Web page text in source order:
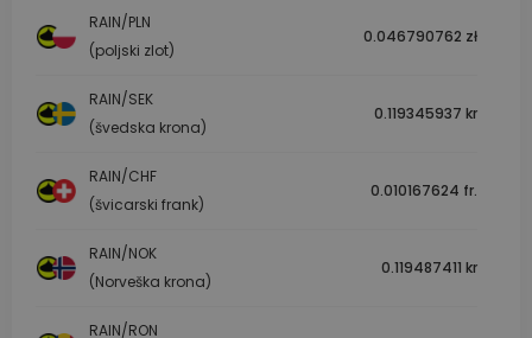
RAIN/PLN
(poljski zlot)
0.046790762 zł
RAIN/SEK
(švedska krona)
0.119345937 kr
RAIN/CHF
(švicarski frank)
0.010167624 fr.
RAIN/NOK
(Norveška krona)
0.119487411 kr
RAIN/RON